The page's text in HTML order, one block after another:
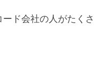
ド会社の人がたく